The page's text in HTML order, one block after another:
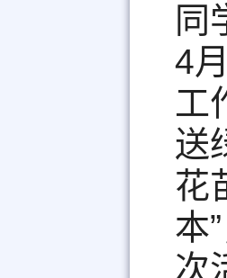
同
4
工
送
花
本
次